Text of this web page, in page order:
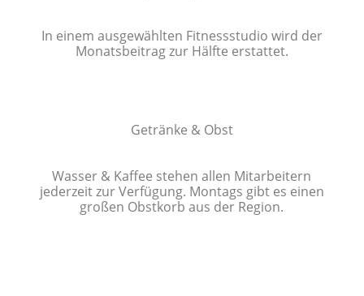
In einem ausgewählten Fitnessstudio wird der
Monatsbeitrag zur Hälfte erstattet.
Getränke & Obst
Wasser & Kaffee stehen allen Mitarbeitern
jederzeit zur Verfügung. Montags gibt es einen
großen Obstkorb aus der Region.